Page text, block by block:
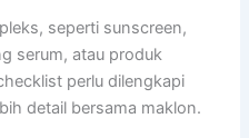
seperti sunscreen,
serum, atau produk
perlu dilengkapi
detail bersama maklon.